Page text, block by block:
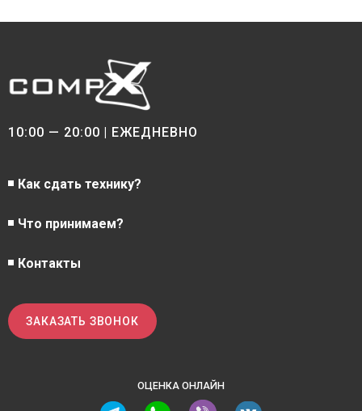
10:00 — 20:00 | ЕЖЕДНЕВНО
Как сдать технику?
Что принимаем?
Контакты
ЗАКАЗАТЬ ЗВОНОК
ОЦЕНКА ОНЛАЙН